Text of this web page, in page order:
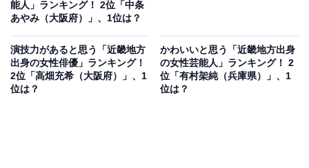
テレビドラマ『ミステリと言う勿れ』（フジテレビ系）
アンケートの自由コメント欄を見ると、「どの役を演じ
ても個性があふれていて、新鮮さを感じさせてくれる所
能人」ランキング！ 2位「中条
あやみ（大阪府）」、1位は？
演技力があると思う「近畿地方
出身の女性俳優」ランキング！
2位「高畑充希（大阪府）」、1
位は？
かわいいと思う「近畿地方出身
の女性芸能人」ランキング！ 2
位「有村架純（兵庫県）」、1
位は？